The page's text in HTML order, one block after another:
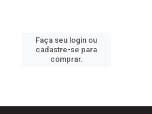
Faça seu login ou
cadastre-se para
comprar.